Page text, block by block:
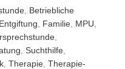
, Betriebliche
Entgiftung, Familie, MPU,
,
, Suchthilfe,
,Therapie,Therapie-